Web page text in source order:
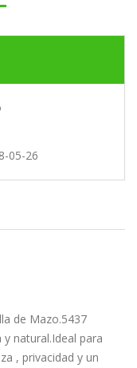
05-26
de Mazo.5437
natural.Ideal para
, privacidad y un